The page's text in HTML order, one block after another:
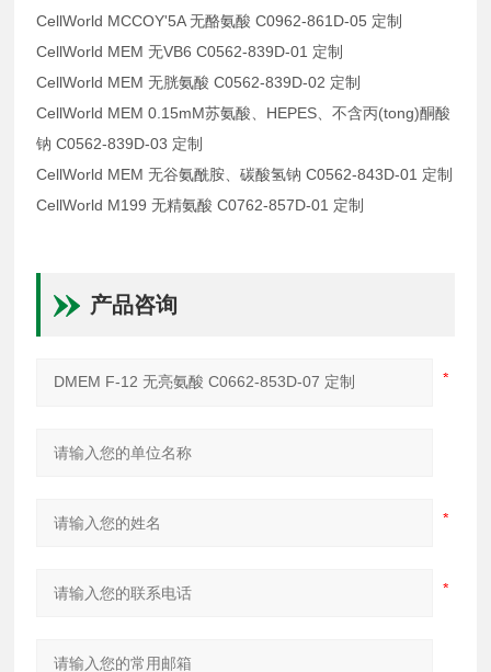
CellWorld MCCOY'5A 无酪氨酸 C0962-861D-05 定制
CellWorld MEM 无VB6 C0562-839D-01 定制
CellWorld MEM 无胱氨酸 C0562-839D-02 定制
CellWorld MEM 0.15mM苏氨酸、HEPES、不含丙(tong)酮酸
钠 C0562-839D-03 定制
CellWorld MEM 无谷氨酰胺、碳酸氢钠 C0562-843D-01 定制
CellWorld M199 无精氨酸 C0762-857D-01 定制
产品咨询